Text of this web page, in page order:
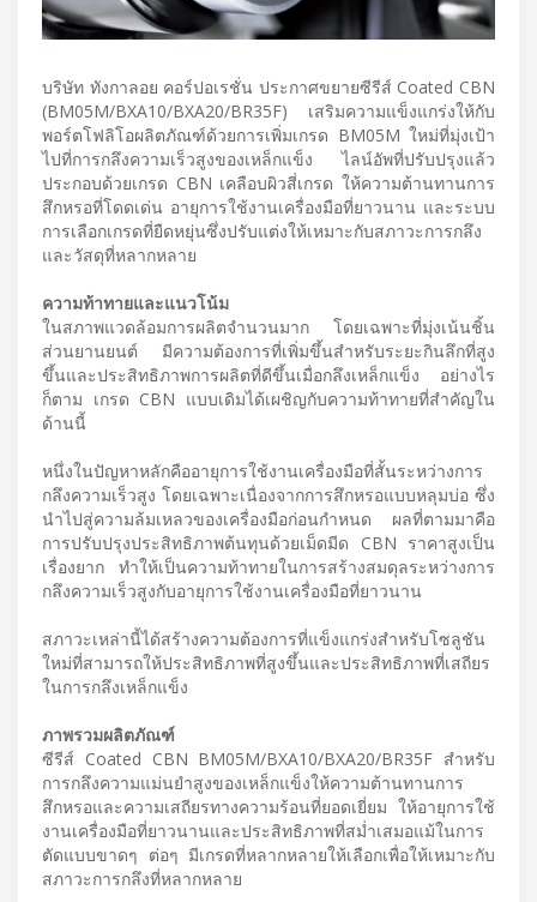
บริษัท ทังกาลอย คอร์ปอเรชั่น ประกาศขยายซีรีส์ Coated CBN
(BM05M/BXA10/BXA20/BR35F) เสริมความแข็งแกร่งให้กับ
พอร์ตโฟลิโอผลิตภัณฑ์ด้วยการเพิ่มเกรด BM05M ใหม่ที่มุ่งเป้า
ไปที่การกลึงความเร็วสูงของเหล็กแข็ง ไลน์อัพที่ปรับปรุงแล้ว
ประกอบด้วยเกรด CBN เคลือบผิวสี่เกรด ให้ความต้านทานการ
สึกหรอที่โดดเด่น อายุการใช้งานเครื่องมือที่ยาวนาน และระบบ
การเลือกเกรดที่ยืดหยุ่นซึ่งปรับแต่งให้เหมาะกับสภาวะการกลึง
และวัสดุที่หลากหลาย
ความท้าทายและแนวโน้ม
ในสภาพแวดล้อมการผลิตจำนวนมาก โดยเฉพาะที่มุ่งเน้นชิ้น
ส่วนยานยนต์ มีความต้องการที่เพิ่มขึ้นสำหรับระยะกินลึกที่สูง
ขึ้นและประสิทธิภาพการผลิตที่ดีขึ้นเมื่อกลึงเหล็กแข็ง อย่างไร
ก็ตาม เกรด CBN แบบเดิมได้เผชิญกับความท้าทายที่สำคัญใน
ด้านนี้
หนึ่งในปัญหาหลักคืออายุการใช้งานเครื่องมือที่สั้นระหว่างการ
กลึงความเร็วสูง โดยเฉพาะเนื่องจากการสึกหรอแบบหลุมบ่อ ซึ่ง
นำไปสู่ความล้มเหลวของเครื่องมือก่อนกำหนด ผลที่ตามมาคือ
การปรับปรุงประสิทธิภาพต้นทุนด้วยเม็ดมีด CBN ราคาสูงเป็น
เรื่องยาก ทำให้เป็นความท้าทายในการสร้างสมดุลระหว่างการ
กลึงความเร็วสูงกับอายุการใช้งานเครื่องมือที่ยาวนาน
สภาวะเหล่านี้ได้สร้างความต้องการที่แข็งแกร่งสำหรับโซลูชัน
ใหม่ที่สามารถให้ประสิทธิภาพที่สูงขึ้นและประสิทธิภาพที่เสถียร
ในการกลึงเหล็กแข็ง
ภาพรวมผลิตภัณฑ์
ซีรีส์ Coated CBN BM05M/BXA10/BXA20/BR35F สำหรับ
การกลึงความแม่นยำสูงของเหล็กแข็งให้ความต้านทานการ
สึกหรอและความเสถียรทางความร้อนที่ยอดเยี่ยม ให้อายุการใช้
งานเครื่องมือที่ยาวนานและประสิทธิภาพที่สม่ำเสมอแม้ในการ
ตัดแบบขาดๆ ต่อๆ มีเกรดที่หลากหลายให้เลือกเพื่อให้เหมาะกับ
สภาวะการกลึงที่หลากหลาย